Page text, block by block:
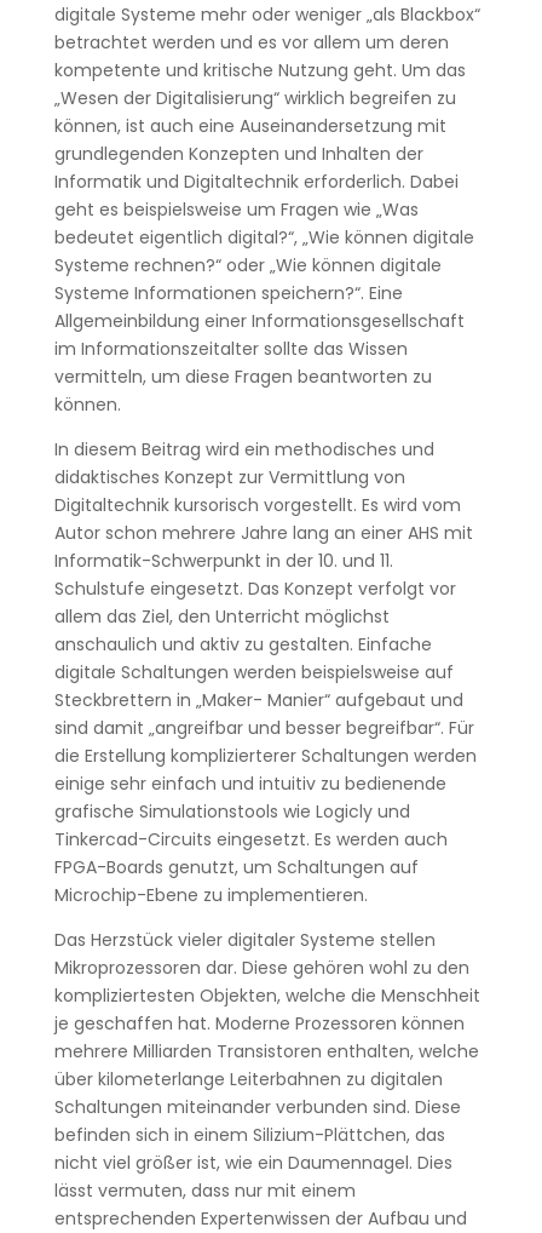
digitale Systeme mehr oder weniger „als Blackbox“
betrachtet werden und es vor allem um deren
kompetente und kritische Nutzung geht. Um das
„Wesen der Digitalisierung“ wirklich begreifen zu
können, ist auch eine Auseinandersetzung mit
grundlegenden Konzepten und Inhalten der
Informatik und Digitaltechnik erforderlich. Dabei
geht es beispielsweise um Fragen wie „Was
bedeutet eigentlich digital?“, „Wie können digitale
Systeme rechnen?“ oder „Wie können digitale
Systeme Informationen speichern?“. Eine
Allgemeinbildung einer Informationsgesellschaft
im Informationszeitalter sollte das Wissen
vermitteln, um diese Fragen beantworten zu
können.
In diesem Beitrag wird ein methodisches und
didaktisches Konzept zur Vermittlung von
Digitaltechnik kursorisch vorgestellt. Es wird vom
Autor schon mehrere Jahre lang an einer AHS mit
Informatik-Schwerpunkt in der 10. und 11.
Schulstufe eingesetzt. Das Konzept verfolgt vor
allem das Ziel, den Unterricht möglichst
anschaulich und aktiv zu gestalten. Einfache
digitale Schaltungen werden beispielsweise auf
Steckbrettern in „Maker- Manier“ aufgebaut und
sind damit „angreifbar und besser begreifbar“. Für
die Erstellung komplizierterer Schaltungen werden
einige sehr einfach und intuitiv zu bedienende
grafische Simulationstools wie Logicly und
Tinkercad-Circuits eingesetzt. Es werden auch
FPGA-Boards genutzt, um Schaltungen auf
Microchip-Ebene zu implementieren.
Das Herzstück vieler digitaler Systeme stellen
Mikroprozessoren dar. Diese gehören wohl zu den
kompliziertesten Objekten, welche die Menschheit
je geschaffen hat. Moderne Prozessoren können
mehrere Milliarden Transistoren enthalten, welche
über kilometerlange Leiterbahnen zu digitalen
Schaltungen miteinander verbunden sind. Diese
befinden sich in einem Silizium-Plättchen, das
nicht viel größer ist, wie ein Daumennagel. Dies
lässt vermuten, dass nur mit einem
entsprechenden Expertenwissen der Aufbau und